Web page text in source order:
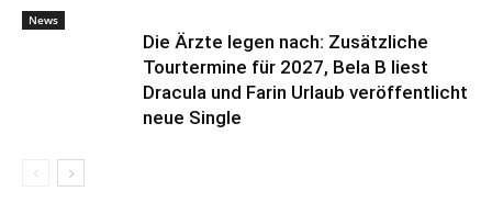
News
Die Ärzte legen nach: Zusätzliche
Tourtermine für 2027, Bela B liest
Dracula und Farin Urlaub veröffentlicht
neue Single